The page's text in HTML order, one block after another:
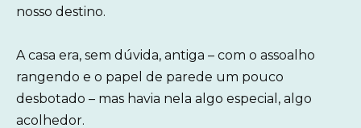
nosso destino.
A casa era, sem dúvida, antiga – com o assoalho
rangendo e o papel de parede um pouco
desbotado – mas havia nela algo especial, algo
acolhedor.